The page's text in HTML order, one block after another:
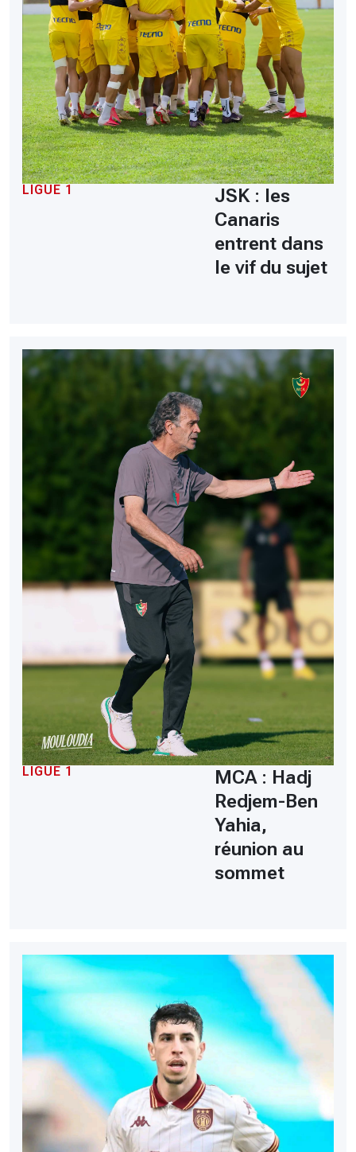
LIGUE 1
JSK : les
Canaris
entrent dans
le vif du sujet
LIGUE 1
MCA : Hadj
Redjem-Ben
Yahia,
réunion au
sommet